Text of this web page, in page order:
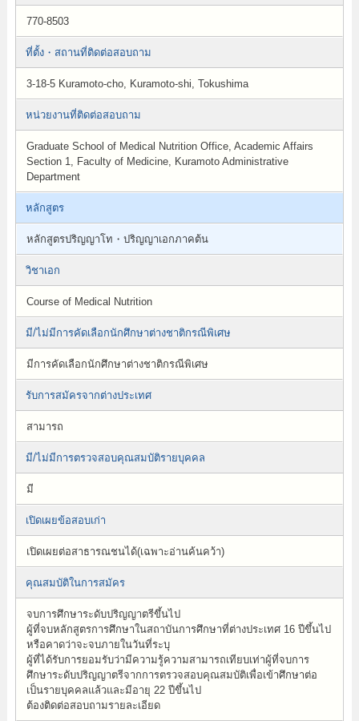
770-8503
ที่ตั้ง・สถานที่ติดต่อสอบถาม
3-18-5 Kuramoto-cho, Kuramoto-shi, Tokushima
หน่วยงานที่ติดต่อสอบถาม
Graduate School of Medical Nutrition Office, Academic Affairs
Section 1, Faculty of Medicine, Kuramoto Administrative
Department
หลักสูตร
หลักสูตรปริญญาโท・ปริญญาเอกภาคต้น
วิชาเอก
Course of Medical Nutrition
มี/ไม่มีการคัดเลือกนักศึกษาต่างชาติกรณีพิเศษ
มีการคัดเลือกนักศึกษาต่างชาติกรณีพิเศษ
รับการสมัครจากต่างประเทศ
สามารถ
มี/ไม่มีการตรวจสอบคุณสมบัติรายบุคคล
มี
เปิดเผยข้อสอบเก่า
เปิดเผยต่อสาธารณชนได้(เฉพาะอ่านค้นคว้า)
คุณสมบัติในการสมัคร
จบการศึกษาระดับปริญญาตรีขึ้นไป
ผู้ที่จบหลักสูตรการศึกษาในสถาบันการศึกษาที่ต่างประเทศ 16 ปีขึ้นไป
หรือคาดว่าจะจบภายในวันที่ระบุ
ผู้ที่ได้รับการยอมรับว่ามีความรู้ความสามารถเทียบเท่าผู้ที่จบการ
ศึกษาระดับปริญญาตรีจากการตรวจสอบคุณสมบัติเพื่อเข้าศึกษาต่อ
เป็นรายบุคคลแล้วและมีอายุ 22 ปีขึ้นไป
ต้องติดต่อสอบถามรายละเอียด